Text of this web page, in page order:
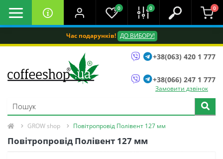
Час подарунків! ДО ВИБОРУ!
0 0 0
+38(063) 420 1 777
+38(066) 247 1 777
Замовити дзвінок
GROW shop Повітропровід Полівент 127 мм
Повітропровід Полівент 127 мм